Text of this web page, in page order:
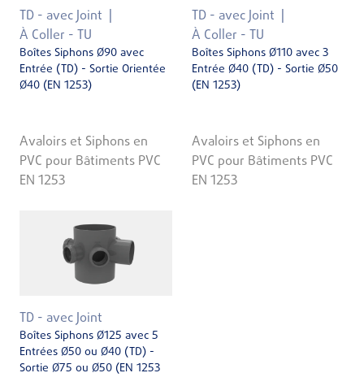
TD - avec Joint
À Coller - TU
Boîtes Siphons Ø90 avec
Entrée (TD) - Sortie Orientée
Ø40 (EN 1253)
Avaloirs et Siphons en
PVC pour Bâtiments PVC
EN 1253
TD - avec Joint
À Coller - TU
Boîtes Siphons Ø110 avec 3
Entrée Ø40 (TD) - Sortie Ø50
(EN 1253)
Avaloirs et Siphons en
PVC pour Bâtiments PVC
EN 1253
TD - avec Joint
Boîtes Siphons Ø125 avec 5
Entrées Ø50 ou Ø40 (TD) -
Sortie Ø75 ou Ø50 (EN 1253